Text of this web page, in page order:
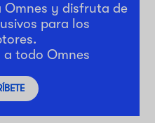
Omnes y disfruta de
para los
a todo Omnes